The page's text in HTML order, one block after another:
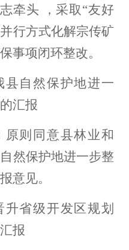
牵头 ，采取“友好
行方式化解宗传矿
事项闭环整改。
县自然保护地进一
汇报
原则同意县林业和
然保护地进一步整
意见。
升省级开发区规划
报